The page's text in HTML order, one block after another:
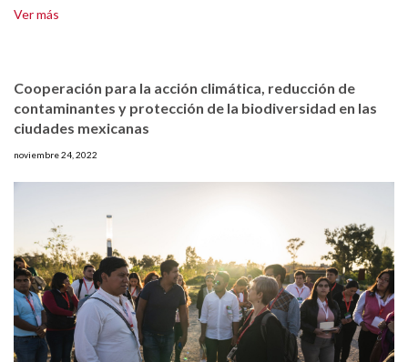
Ver más
Cooperación para la acción climática, reducción de
contaminantes y protección de la biodiversidad en las
ciudades mexicanas
noviembre 24, 2022